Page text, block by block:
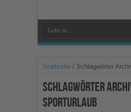
Startseite/ Schlagwörter
Schlagwörter
Sporturlaub